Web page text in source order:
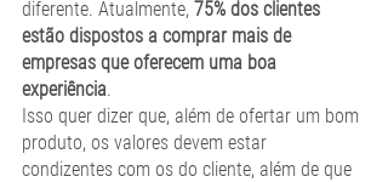
diferente. Atualmente, 75% dos clientes
estão dispostos a comprar mais de
empresas que oferecem uma boa
experiência.
Isso quer dizer que, além de ofertar um bom
produto, os valores devem estar
condizentes com os do cliente, além de que